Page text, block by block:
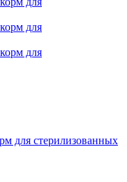
для стерилизованных